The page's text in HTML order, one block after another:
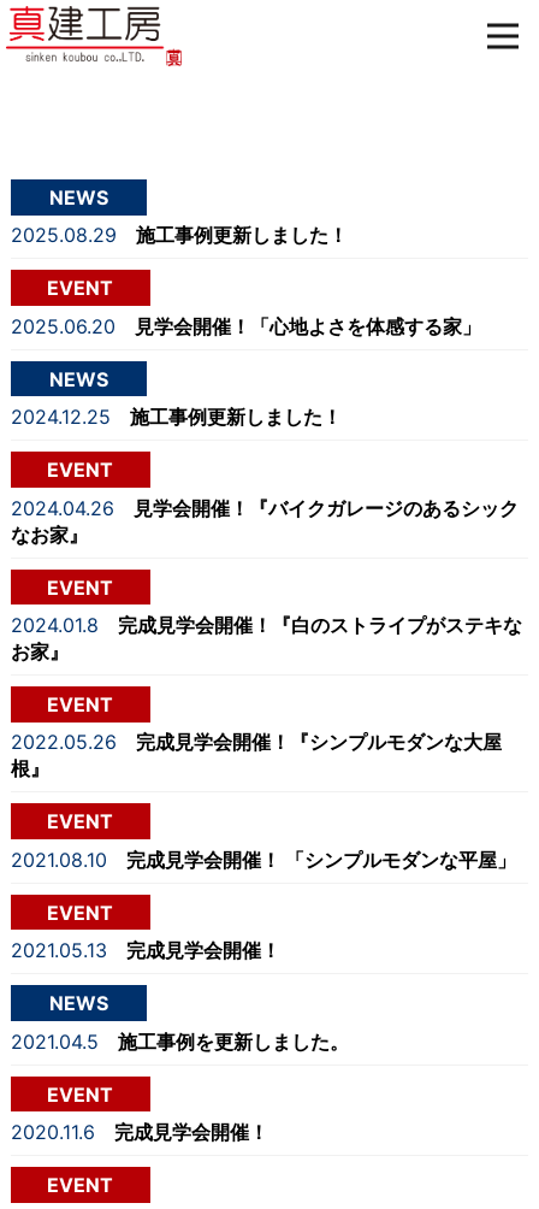
NEWS
2025.08.29
施工事例更新しました！
EVENT
2025.06.20
見学会開催！「心地よさを体感する家」
NEWS
2024.12.25
施工事例更新しました！
EVENT
2024.04.26
見学会開催！『バイクガレージのあるシック
なお家』
EVENT
2024.01.8
完成見学会開催！『白のストライプがステキな
お家』
EVENT
2022.05.26
完成見学会開催！『シンプルモダンな大屋
根』
EVENT
2021.08.10
完成見学会開催！ 「シンプルモダンな平屋」
EVENT
2021.05.13
完成見学会開催！
NEWS
2021.04.5
施工事例を更新しました。
EVENT
2020.11.6
完成見学会開催！
EVENT